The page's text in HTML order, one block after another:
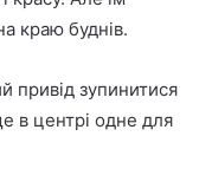
краю буднів.
привід зупинитися
в центрі одне для